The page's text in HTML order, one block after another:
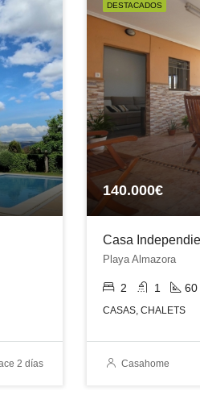
2 días
DESTACADOS
140.000€
Playa Almazora
2 1 60
CASAS, CHALETS
Casahome